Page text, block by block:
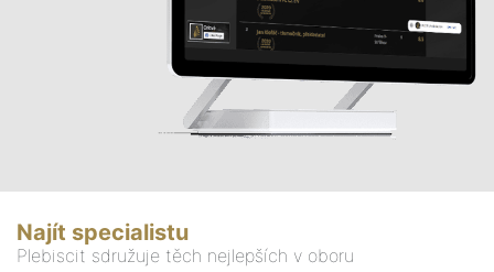
Najít specialistu
Plebiscit sdružuje těch nejlepších v oboru